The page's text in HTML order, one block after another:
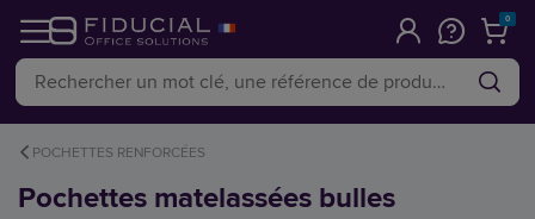
0
POCHETTES RENFORCÉES
Pochettes matelassées bulles